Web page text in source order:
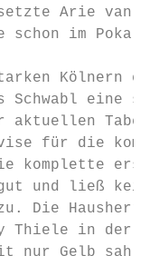
Arie van
schon im Pokal
Kölnern
Schwabl eine
aktuellen
für die
komplette
und ließ
Die Hausherren
Thiele in der
nur Gelb sah.